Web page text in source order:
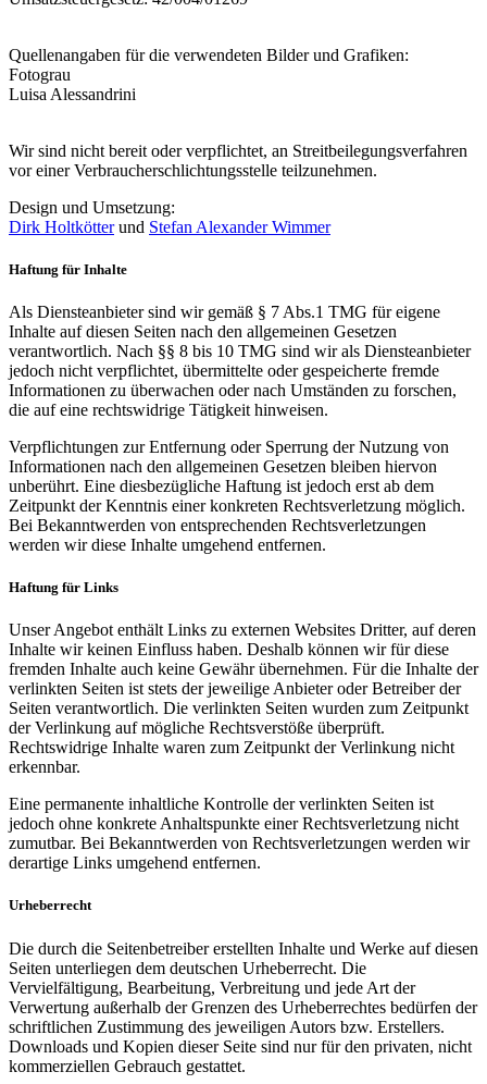
Quellenangaben für die verwendeten Bilder und Grafiken:
Fotograu
Luisa Alessandrini
Wir sind nicht bereit oder verpflichtet, an Streitbeilegungsverfahren
vor einer Verbraucherschlichtungsstelle teilzunehmen.
Design und Umsetzung:
Dirk Holtkötterund Stefan Alexander Wimmer
Haftung für Inhalte
Als Diensteanbieter sind wir gemäß § 7 Abs.1 TMG für eigene
Inhalte auf diesen Seiten nach den allgemeinen Gesetzen
verantwortlich. Nach §§ 8 bis 10 TMG sind wir als Diensteanbieter
jedoch nicht verpflichtet, übermittelte oder gespeicherte fremde
Informationen zu überwachen oder nach Umständen zu forschen,
die auf eine rechtswidrige Tätigkeit hinweisen.
Verpflichtungen zur Entfernung oder Sperrung der Nutzung von
Informationen nach den allgemeinen Gesetzen bleiben hiervon
unberührt. Eine diesbezügliche Haftung ist jedoch erst ab dem
Zeitpunkt der Kenntnis einer konkreten Rechtsverletzung möglich.
Bei Bekanntwerden von entsprechenden Rechtsverletzungen
werden wir diese Inhalte umgehend entfernen.
Haftung für Links
Unser Angebot enthält Links zu externen Websites Dritter, auf deren
Inhalte wir keinen Einfluss haben. Deshalb können wir für diese
fremden Inhalte auch keine Gewähr übernehmen. Für die Inhalte der
verlinkten Seiten ist stets der jeweilige Anbieter oder Betreiber der
Seiten verantwortlich. Die verlinkten Seiten wurden zum Zeitpunkt
der Verlinkung auf mögliche Rechtsverstöße überprüft.
Rechtswidrige Inhalte waren zum Zeitpunkt der Verlinkung nicht
erkennbar.
Eine permanente inhaltliche Kontrolle der verlinkten Seiten ist
jedoch ohne konkrete Anhaltspunkte einer Rechtsverletzung nicht
zumutbar. Bei Bekanntwerden von Rechtsverletzungen werden wir
derartige Links umgehend entfernen.
Urheberrecht
Die durch die Seitenbetreiber erstellten Inhalte und Werke auf diesen
Seiten unterliegen dem deutschen Urheberrecht. Die
Vervielfältigung, Bearbeitung, Verbreitung und jede Art der
Verwertung außerhalb der Grenzen des Urheberrechtes bedürfen der
schriftlichen Zustimmung des jeweiligen Autors bzw. Erstellers.
Downloads und Kopien dieser Seite sind nur für den privaten, nicht
kommerziellen Gebrauch gestattet.